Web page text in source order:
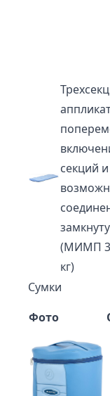
секций и
(МИМП
кг)
Сумки
Фото